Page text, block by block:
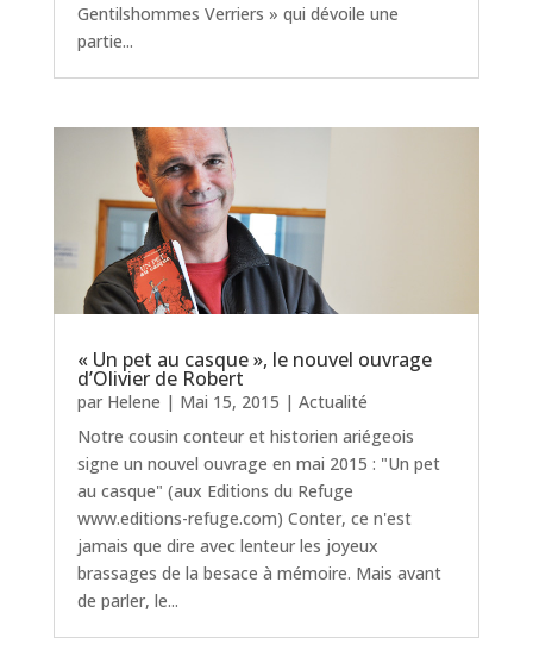
Gentilshommes Verriers » qui dévoile une
partie...
« Un pet au casque », le nouvel ouvrage
d’Olivier de Robert
par Helene | Mai 15, 2015 | Actualité
Notre cousin conteur et historien ariégeois
signe un nouvel ouvrage en mai 2015 : "Un pet
au casque" (aux Editions du Refuge
www.editions-refuge.com) Conter, ce n'est
jamais que dire avec lenteur les joyeux
brassages de la besace à mémoire. Mais avant
de parler, le...